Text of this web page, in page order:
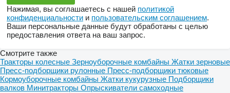
Нажимая, вы соглашаетесь с нашей политикой
конфиденциальности и пользовательским соглашением.
Ваши персональные данные будут обработаны с целью
предоставления ответа на ваш запрос.
Смотрите также
Тракторы колесные Зерноуборочные комбайны Жатки зерновые
Пресс-подборщики рулонные Пресс-подборщики тюковые
Кормоуборочные комбайны Жатки кукурузные Подборщики
валков Минитракторы Опрыскиватели самоходные